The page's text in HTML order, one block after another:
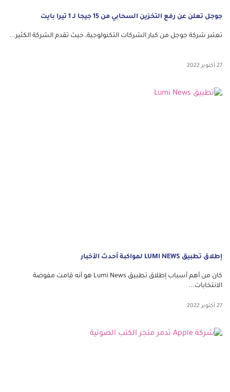
جوجل تعلن عن رفع التخزين السحابي من 15 جيجا لـ 1 تيرا بايت
تعتبر شركة جوجل من كبار الشركات التكنولوجية، حيث تقدم الشركة الكثير...
27 أكتوبر 2022
إطلاق تطبيق LUMI NEWS لمواكبة أحدث الأخبار
كان من أهم أسباب إطلاق تطبيق Lumi News هو أنه قامت مفوضة
الانتخابات...
27 أكتوبر 2022